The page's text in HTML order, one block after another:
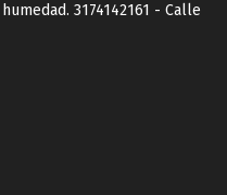
3174142161 - Calle